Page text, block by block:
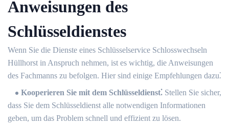
Anweisungen des
Schlüsseldienstes
Wenn Sie die Dienste eines Schlüsselservice Schlosswechseln
Hüllhorst in Anspruch nehmen, ist es wichtig, die Anweisungen
des Fachmanns zu befolgen.​ Hier sind einige Empfehlungen dazu⁚
Kooperieren Sie mit dem Schlüsseldienst⁚ Stellen Sie sicher,
dass Sie dem Schlüsseldienst alle notwendigen Informationen
geben, um das Problem schnell und effizient zu lösen.​